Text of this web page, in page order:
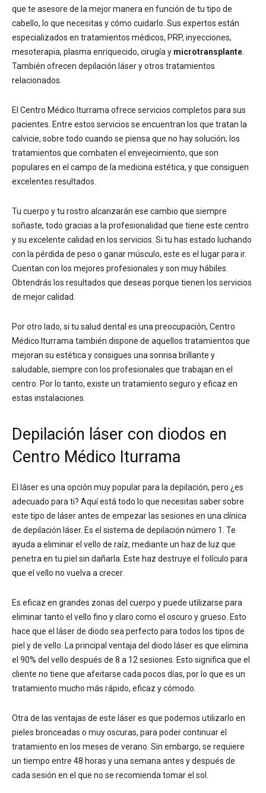
que te asesore de la mejor manera en función de tu tipo de
cabello, lo que necesitas y cómo cuidarlo. Sus expertos están
especializados en tratamientos médicos, PRP, inyecciones,
mesoterapia, plasma enriquecido, cirugía y microtransplante
También ofrecen depilación láser y otros tratamientos
relacionados.
El Centro Médico Iturrama ofrece servicios completos para sus
pacientes. Entre estos servicios se encuentran los que tratan la
calvicie, sobre todo cuando se piensa que no hay solución; los
tratamientos que combaten el envejecimiento, que son
populares en el campo de la medicina estética, y que consiguen
excelentes resultados.
Tu cuerpo y tu rostro alcanzarán ese cambio que siempre
soñaste, todo gracias a la profesionalidad que tiene este centro
y su excelente calidad en los servicios. Si tu has estado luchando
con la pérdida de peso o ganar músculo, este es el lugar para ir.
Cuentan con los mejores profesionales y son muy hábiles.
Obtendrás los resultados que deseas porque tienen los servicios
de mejor calidad.
Por otro lado, si tu salud dental es una preocupación, Centro
Médico Iturrama también dispone de aquellos tratamientos que
mejoran su estética y consigues una sonrisa brillante y
saludable, siempre con los profesionales que trabajan en el
centro. Por lo tanto, existe un tratamiento seguro y eficaz en
estas instalaciones.
Depilación láser con diodos en
Centro Médico Iturrama
El láser es una opción muy popular para la depilación, pero ¿es
adecuado para ti? Aquí está todo lo que necesitas saber sobre
este tipo de láser antes de empezar las sesiones en una clínica
de depilación láser. Es el sistema de depilación número 1. Te
ayuda a eliminar el vello de raíz, mediante un haz de luz que
penetra en tu piel sin dañarla. Este haz destruye el folículo para
que el vello no vuelva a crecer.
Es eficaz en grandes zonas del cuerpo y puede utilizarse para
eliminar tanto el vello fino y claro como el oscuro y grueso. Esto
hace que el láser de diodo sea perfecto para todos los tipos de
piel y de vello. La principal ventaja del diodo láser es que elimina
el 90% del vello después de 8 a 12 sesiones. Esto significa que el
cliente no tiene que afeitarse cada pocos días, por lo que es un
tratamiento mucho más rápido, eficaz y cómodo.
Otra de las ventajas de este láser es que podemos utilizarlo en
pieles bronceadas o muy oscuras, para poder continuar el
tratamiento en los meses de verano. Sin embargo, se requiere
un tiempo entre 48 horas y una semana antes y después de
cada sesión en el que no se recomienda tomar el sol.